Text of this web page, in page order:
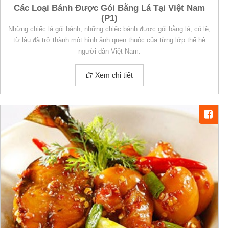
Các Loại Bánh Được Gói Bằng Lá Tại Việt Nam
(P1)
Những chiếc lá gói bánh, những chiếc bánh được gói bằng lá, có lẽ,
từ lâu đã trở thành một hình ảnh quen thuộc của từng lớp thế hệ
người dân Việt Nam.
Xem chi tiết